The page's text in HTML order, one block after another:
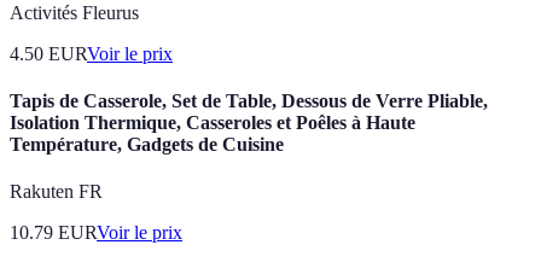
Activités Fleurus
4.50 EURVoir le prix
Tapis de Casserole, Set de Table, Dessous de Verre Pliable,
Isolation Thermique, Casseroles et Poêles à Haute
Température, Gadgets de Cuisine
Rakuten FR
10.79 EURVoir le prix